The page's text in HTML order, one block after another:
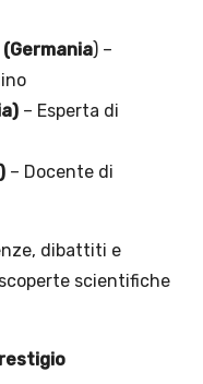
(Germania) –
– Esperta di
– Docente di
dibattiti e
scientifiche